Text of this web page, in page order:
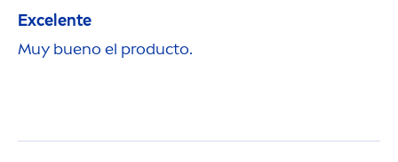
Excelente
Muy bueno el producto.